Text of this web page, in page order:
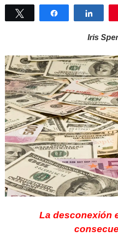
Twittear Compartir
Iris
La desconexión